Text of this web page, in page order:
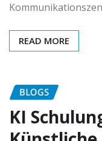
READ MORE
BLOGS
KI